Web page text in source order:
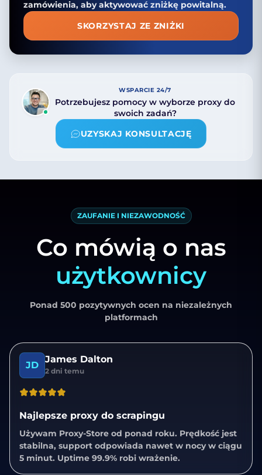
zamówienia, aby aktywować zniżkę powitalną.
SKORZYSTAJ ZE ZNIŻKI
WSPARCIE 24/7
Potrzebujesz pomocy w wyborze proxy do
swoich zadań?
UZYSKAJ KONSULTACJĘ
ZAUFANIE I NIEZAWODNOŚĆ
Co mówią o nas
użytkownicy
Ponad 500 pozytywnych ocen na niezależnych
platformach
JD James Dalton
2 dni temu
Najlepsze proxy do scrapingu
Używam Proxy-Store od ponad roku. Prędkość jest
stabilna, support odpowiada nawet w nocy w ciągu
5 minut. Uptime 99.9% robi wrażenie.